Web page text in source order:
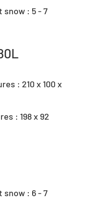
snow : 5 - 7
: 210 x 100 x
: 198 x 92
snow : 6 - 7